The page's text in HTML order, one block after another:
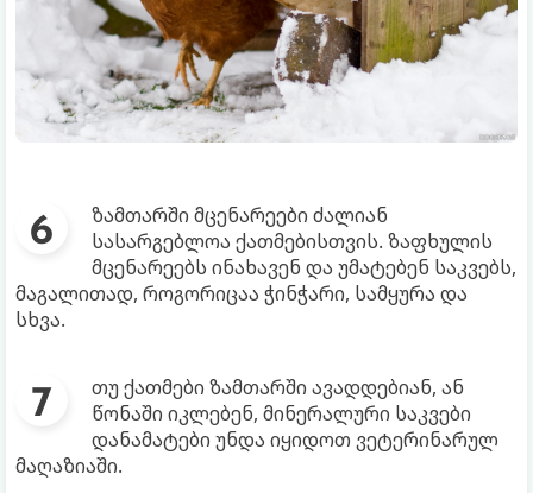
ზამთარში მცენარეები ძალიან
სასარგებლოა ქათმებისთვის. ზაფხულის
მცენარეებს ინახავენ და უმატებენ საკვებს,
მაგალითად, როგორიცაა ჭინჭარი, სამყურა და
სხვა.
თუ ქათმები ზამთარში ავადდებიან, ან
წონაში იკლებენ, მინერალური საკვები
დანამატები უნდა იყიდოთ ვეტერინარულ
მაღაზიაში.